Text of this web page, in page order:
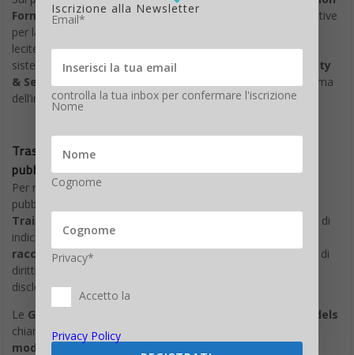
autorità di regolamentazione europee. Negli ultimi dieci anni, la
Commissione ha già inflitto al gigante
antitrust significative, dimostrando una determinazione
crescente nel contrastare quello che percepisce come abuso
sistematico di posizione dominante.
La questione dell’ad-tech assume particolare rilevanza strategica
pubblicità digitale rappresenta infatti la principale fonte di ricavi
per Alphabet, la casa madre di Google, generando decine di
miliardi di dollari annui attraverso un ecosistema complesso che
connette inserzionisti, editori e consumatori.
L’approccio sempre più assertivo dell’Unione Europea riflette
una filosofia regolatoria che vede nelle pratiche delle big tech
una minaccia strutturale alla concorrenza e all’innovazione nel
mercato unico europeo. Questa visione si traduce in
un’applicazione più rigorosa delle norme antitrust, con sanzioni
che vanno oltre la mera deterrenza economica per abbracciare
interventi strutturali sui modelli di business.
Iscrizione alla Newsletter
Email*
controlla la tua inbox per confermare l'iscrizione
Nome
Cognome
Privacy*
Accetto la
Privacy Policy